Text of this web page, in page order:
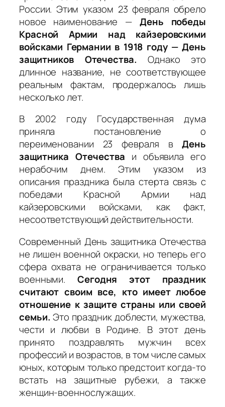
России. Этим указом 23 февраля обрело
новое наименование —День победы
Красной Армии над кайзеровскими
войсками Германии в 1918 году — День
защитников Отечества. Однако это
длинное название, не соответствующее
реальным фактам, продержалось лишь
несколько лет.
В 2002 году Государственная дума
приняла постановление о
переименовании 23 февраля вДень
защитника Отечества и объявила его
нерабочим днем. Этим указом из
описания праздника была стерта связь с
победами Красной Армии над
кайзеровскими войсками, как факт,
несоответствующий действительности.
Современный День защитника Отечества
не лишен военной окраски, но теперь его
сфера охвата не ограничивается только
военными.Сегодня этот праздник
считают своим все, кто имеет любое
отношение к защите страны или своей
семьи. Это праздник доблести, мужества,
чести и любви в Родине. В этот день
принято поздравлять мужчин всех
профессий и возрастов, в том числе самых
юных, которым только предстоит когда-то
встать на защитные рубежи, а также
женщин-военнослужащих.